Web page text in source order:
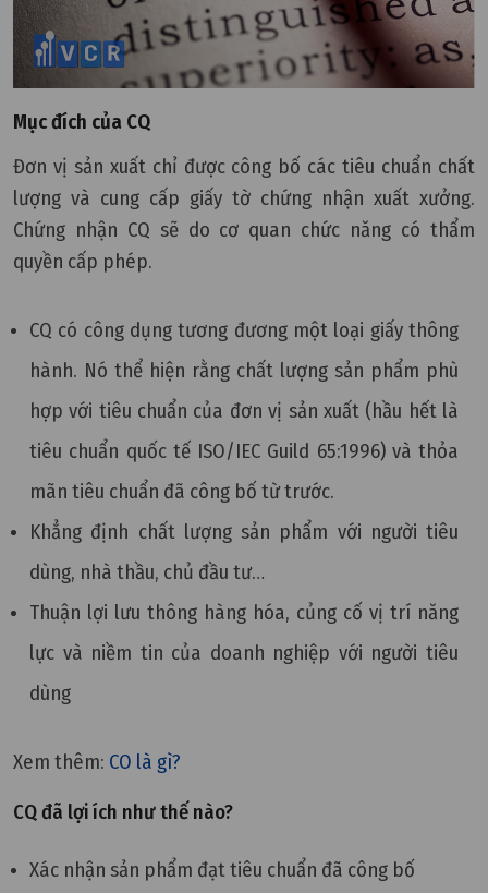
Mục đích của CQ
Đơn vị sản xuất chỉ được công bố các tiêu chuẩn chất
lượng và cung cấp giấy tờ chứng nhận xuất xưởng.
Chứng nhận CQ sẽ do cơ quan chức năng có thẩm
quyền cấp phép.
CQ có công dụng tương đương một loại giấy thông
hành. Nó thể hiện rằng chất lượng sản phẩm phù
hợp với tiêu chuẩn của đơn vị sản xuất (hầu hết là
tiêu chuẩn quốc tế ISO/IEC Guild 65:1996) và thỏa
mãn tiêu chuẩn đã công bố từ trước.
Khẳng định chất lượng sản phẩm với người tiêu
dùng, nhà thầu, chủ đầu tư…
Thuận lợi lưu thông hàng hóa, củng cố vị trí năng
lực và niềm tin của doanh nghiệp với người tiêu
dùng
Xem thêm: CO là gì?
CQ đã lợi ích như thế nào?
Xác nhận sản phẩm đạt tiêu chuẩn đã công bố